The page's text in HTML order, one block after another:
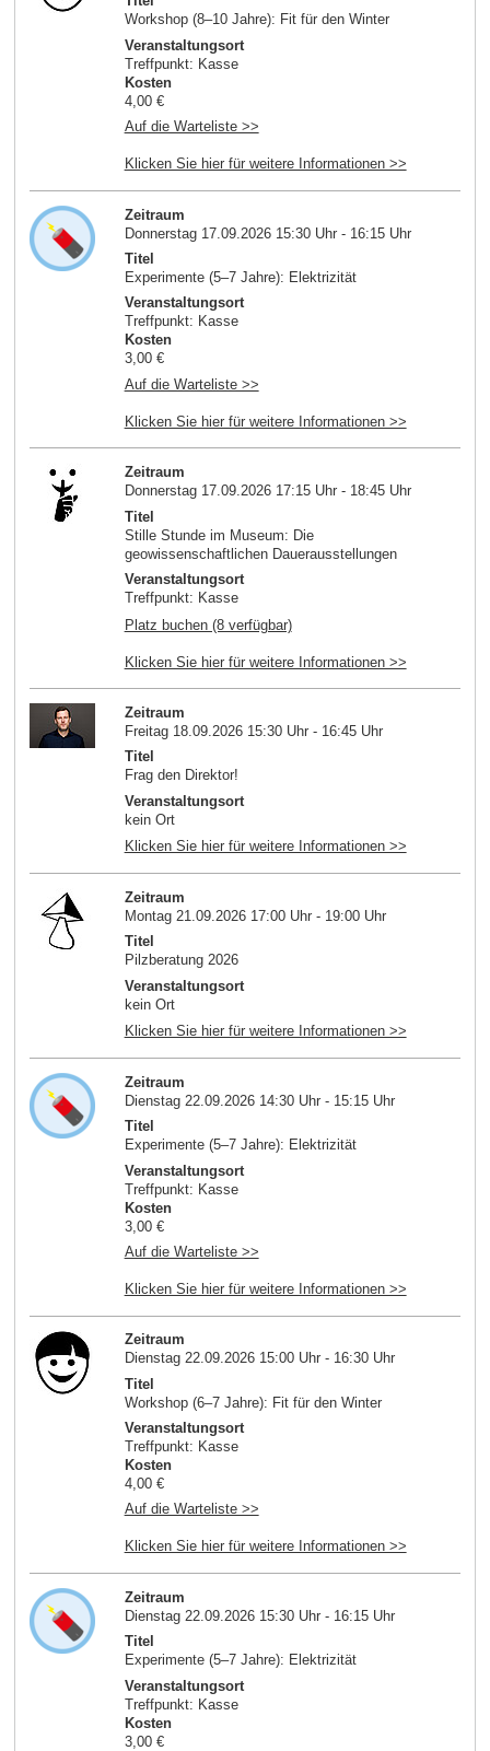
Workshop (8–10 Jahre): Fit für den Winter
Veranstaltungsort
Treffpunkt: Kasse
Kosten
4,00 €
Auf die Warteliste >>
Klicken Sie hier für weitere Informationen >>
Zeitraum
Donnerstag 17.09.2026 15:30 Uhr - 16:15 Uhr
Titel
Experimente (5–7 Jahre): Elektrizität
Veranstaltungsort
Treffpunkt: Kasse
Kosten
3,00 €
Auf die Warteliste >>
Klicken Sie hier für weitere Informationen >>
Zeitraum
Donnerstag 17.09.2026 17:15 Uhr - 18:45 Uhr
Titel
Stille Stunde im Museum: Die
geowissenschaftlichen Dauerausstellungen
Veranstaltungsort
Treffpunkt: Kasse
Platz buchen (8 verfügbar)
Klicken Sie hier für weitere Informationen >>
Zeitraum
Freitag 18.09.2026 15:30 Uhr - 16:45 Uhr
Titel
Frag den Direktor!
Veranstaltungsort
kein Ort
Klicken Sie hier für weitere Informationen >>
Zeitraum
Montag 21.09.2026 17:00 Uhr - 19:00 Uhr
Titel
Pilzberatung 2026
Veranstaltungsort
kein Ort
Klicken Sie hier für weitere Informationen >>
Zeitraum
Dienstag 22.09.2026 14:30 Uhr - 15:15 Uhr
Titel
Experimente (5–7 Jahre): Elektrizität
Veranstaltungsort
Treffpunkt: Kasse
Kosten
3,00 €
Auf die Warteliste >>
Klicken Sie hier für weitere Informationen >>
Zeitraum
Dienstag 22.09.2026 15:00 Uhr - 16:30 Uhr
Titel
Workshop (6–7 Jahre): Fit für den Winter
Veranstaltungsort
Treffpunkt: Kasse
Kosten
4,00 €
Auf die Warteliste >>
Klicken Sie hier für weitere Informationen >>
Zeitraum
Dienstag 22.09.2026 15:30 Uhr - 16:15 Uhr
Titel
Experimente (5–7 Jahre): Elektrizität
Veranstaltungsort
Treffpunkt: Kasse
Kosten
3,00 €